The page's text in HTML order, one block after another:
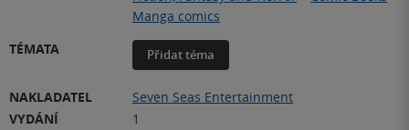
Manga comics
TÉMATA
Přidat téma
NAKLADATEL
Seven Seas Entertainment
VYDÁNÍ
1